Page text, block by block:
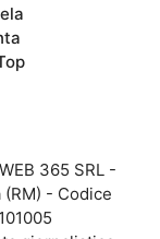
365 SRL -
(RM) - Codice